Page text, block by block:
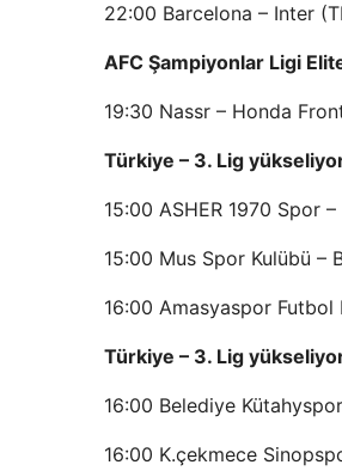
22:00 Barcelona – Inter
AFC Şampiyonlar Ligi
19:30 Nassr – Honda
Türkiye – 3. Lig
15:00 ASHER 1970 Spor
15:00 Mus Spor Kulübü –
16:00 Amasyaspor Futbol
Türkiye – 3. Lig
16:00 Belediye
16:00 K.çekmece